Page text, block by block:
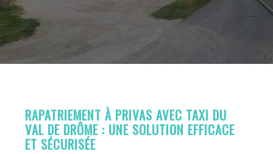
RAPATRIEMENT À PRIVAS AVEC TAXI DU
VAL DE DRÔME : UNE SOLUTION EFFICACE
ET SÉCURISÉE